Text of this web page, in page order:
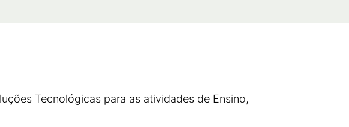
Tecnológicas para as atividades de Ensino,